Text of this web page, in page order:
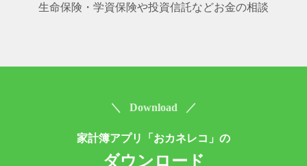
生命保険・学資保険や投資信託などお金の相談
＼ Download ／
家計簿アプリ「おカネレコ」の
ダウンロード